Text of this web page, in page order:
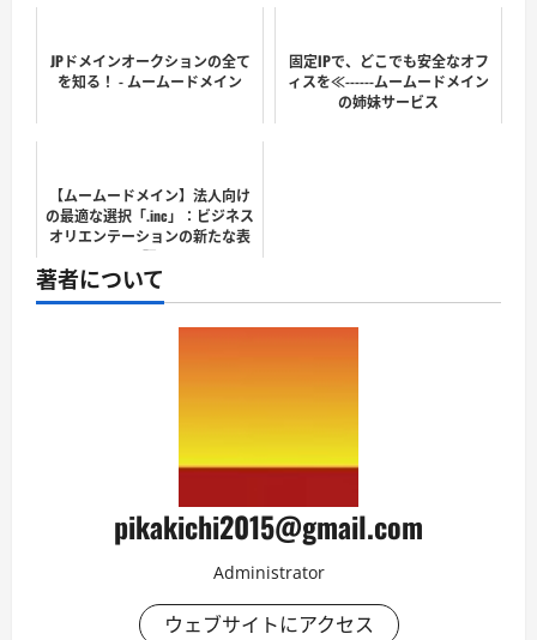
JPドメインオークションの全て
を知る！ - ムームードメイン
固定IPで、どこでも安全なオフ
ィスを≪------ムームードメイン
の姉妹サービス
【ムームードメイン】法人向け
の最適な選択「.inc」：ビジネス
オリエンテーションの新たな表
現
著者について
pikakichi2015@gmail.com
Administrator
ウェブサイトにアクセス